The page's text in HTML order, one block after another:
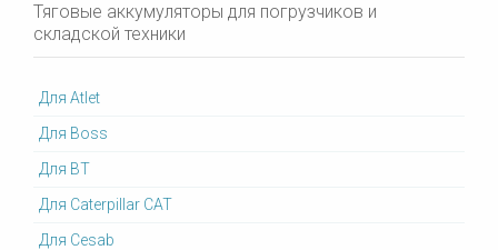
Тяговые аккумуляторы для погрузчиков и
складской техники
Для Atlet
Для Boss
Для BT
Для Caterpillar CAT
Для Cesab